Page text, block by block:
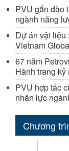
PVU gắn đào
ngành năng
Dự án vật liệu
Vietnam
67 năm
Hành trang kỷ
PVU hợp tác
nhân lực
Chương